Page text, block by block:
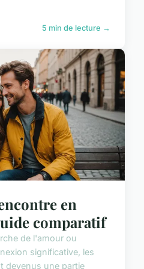
5 min de lecture →
en
comparatif
de l'amour ou
significative, les
devenus une partie